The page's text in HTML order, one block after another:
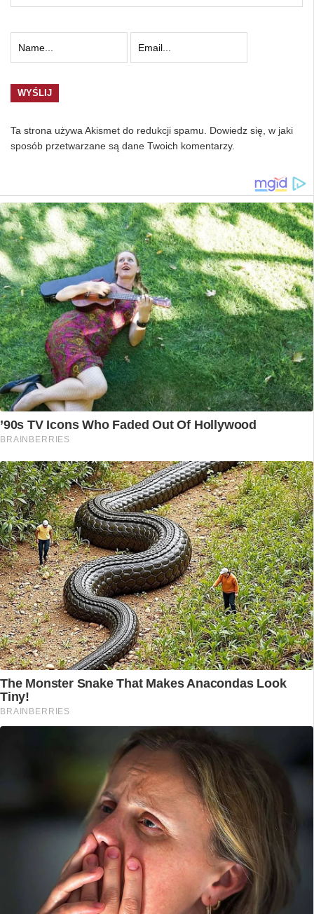
Ta strona używa Akismet do redukcji spamu. Dowiedz się, w jaki
sposób przetwarzane są dane Twoich komentarzy.